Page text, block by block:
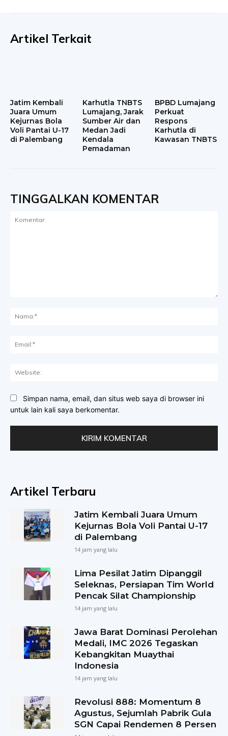
Artikel Terkait
Jatim Kembali
Juara Umum
Kejurnas Bola
Voli Pantai U-17
di Palembang
Karhutla TNBTS
Lumajang, Jarak
Sumber Air dan
Medan Jadi
Kendala
Pemadaman
BPBD Lumajang
Perkuat
Respons
Karhutla di
Kawasan TNBTS
TINGGALKAN KOMENTAR
Simpan nama, email, dan situs web saya di browser ini
untuk lain kali saya berkomentar.
Artikel Terbaru
Jatim Kembali Juara Umum
Kejurnas Bola Voli Pantai U-17
di Palembang
14 jam yang lalu
Lima Pesilat Jatim Dipanggil
Seleknas, Persiapan Tim World
Pencak Silat Championship
14 jam yang lalu
Jawa Barat Dominasi Perolehan
Medali, IMC 2026 Tegaskan
Kebangkitan Muaythai
Indonesia
14 jam yang lalu
Revolusi 888: Momentum 8
Agustus, Sejumlah Pabrik Gula
SGN Capai Rendemen 8 Persen